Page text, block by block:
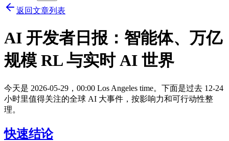
返回文章列表
AI 开发者日报：智能体、万亿
规模 RL 与实时 AI 世界
今天是 2026-05-29，00:00 Los Angeles time。下面是过去 12-24
小时里值得关注的全球 AI 大事件，按影响力和可行动性整
理。
快速结论